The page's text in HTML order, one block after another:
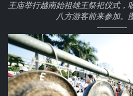
王庙举行越南始祖雄王祭祀仪式，
八方游客前来参加。